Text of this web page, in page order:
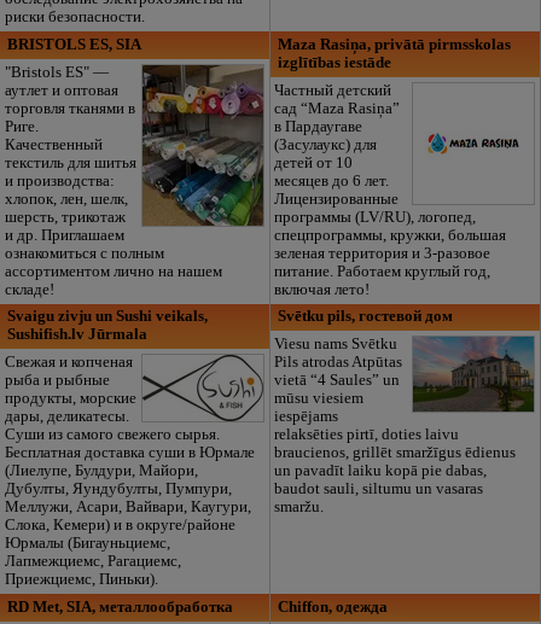
риски безопасности.
BRISTOLS ES, SIA
"Bristols ES" —
аутлет и оптовая
торговля тканями в
Риге.
Качественный
текстиль для шитья
и производства:
хлопок, лен, шелк,
шерсть, трикотаж
и др. Приглашаем
ознакомиться с полным
ассортиментом лично на нашем
складе!
Maza Rasiņa, privātā pirmsskolas
izglītības iestāde
Частный детский
сад “Maza Rasiņa”
в Пардаугаве
(Засулаукс) для
детей от 10
месяцев до 6 лет.
Лицензированные
программы (LV/RU), логопед,
спецпрограммы, кружки, большая
зеленая территория и 3-разовое
питание. Работаем круглый год,
включая лето!
Svaigu zivju un Sushi veikals,
Sushifish.lv Jūrmala
Свежая и копченая
рыба и рыбные
продукты, морские
дары, деликатесы.
Суши из самого свежего сырья.
Бесплатная доставка суши в Юрмале
(Лиелупе, Булдури, Майори,
Дубулты, Яундубулты, Пумпури,
Меллужи, Асари, Вайвари, Каугури,
Слока, Кемери) и в округе/районе
Юрмалы (Бигауньциемс,
Лапмежциемс, Рагациемс,
Приежциемс, Пиньки).
Svētku pils, гостевой дом
Viesu nams Svētku
Pils atrodas Atpūtas
vietā “4 Saules” un
mūsu viesiem
iespējams
relaksēties pirtī, doties laivu
braucienos, grillēt smaržīgus ēdienus
un pavadīt laiku kopā pie dabas,
baudot sauli, siltumu un vasaras
smaržu.
RD Met, SIA, металлообработка
Chiffon, одежда